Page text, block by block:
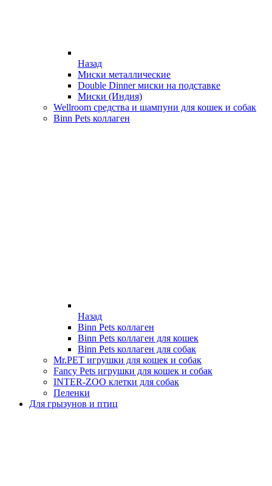
Назад
Миски металлические
Double Dinner миски на подставке
Миски (Индия)
Wellroom средства и шампуни для кошек и собак
Binn Pets коллаген
Назад
Binn Pets коллаген
Binn Pets коллаген для кошек
Binn Pets коллаген для собак
Mr.PET игрушки для кошек и собак
Fancy Pets игрушки для кошек и собак
INTER-ZOO клетки для собак
Пеленки
Для грызунов и птиц